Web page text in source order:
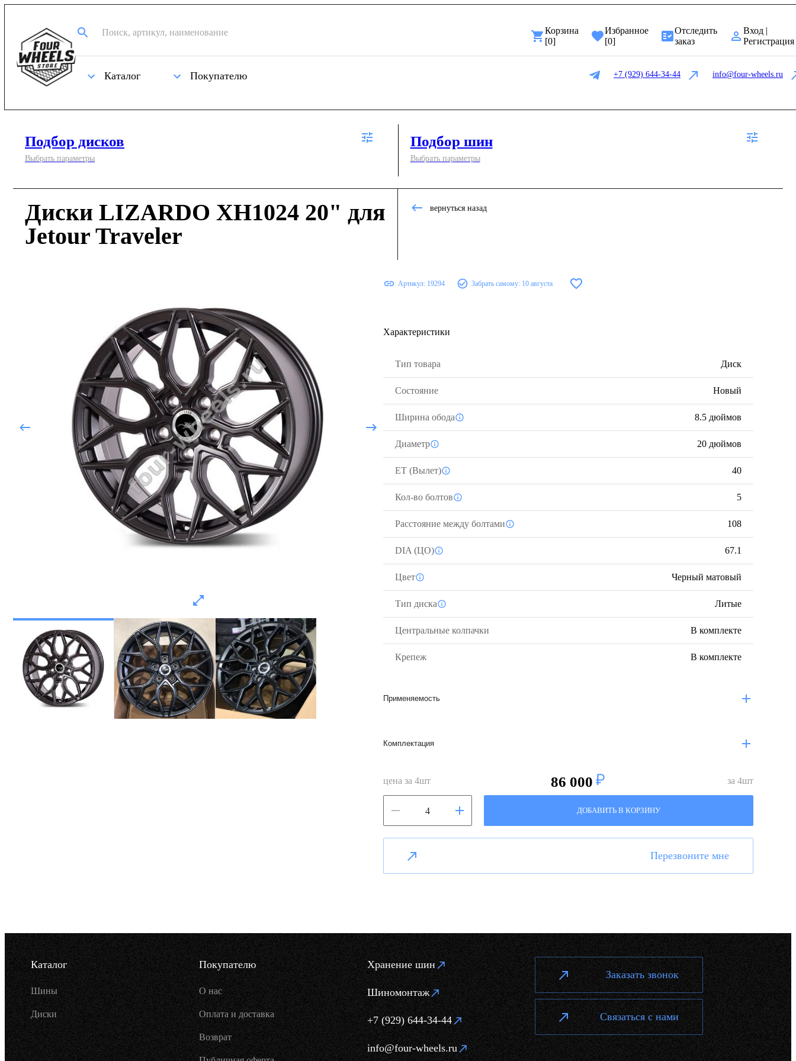
Корзина
[0]
Избранное
[0]
Отследить
заказ
Вход |
Регистрация
Каталог Покупателю +7 (929) 644-34-44 info@four-wheels.ru
Подбор дисков
Выбрать параметры
Подбор шин
Выбрать параметры
Диски LIZARDO XH1024 20" для
Jetour Traveler
вернуться назад
Артикул: 19294 Забрать самому: 10 августа
Характеристики
Тип товара Диск
Состояние Новый
Ширина обода 8.5 дюймов
Диаметр 20 дюймов
ЕТ (Вылет) 40
Кол-во болтов 5
Расстояние между болтами 108
DIA (ЦО) 67.1
Цвет Черный матовый
Тип диска Литые
Центральные колпачки В комплекте
Крепеж В комплекте
Применяемость
Комплектация
цена за 4шт 86 000 за 4шт
ДОБАВИТЬ В КОРЗИНУ
Перезвоните мне
Каталог
Шины
Диски
Покупателю
О нас
Оплата и доставка
Возврат
Хранение шин
Шиномонтаж
+7 (929) 644-34-44
info@four-wheels.ru
Заказать звонок
Связаться с нами